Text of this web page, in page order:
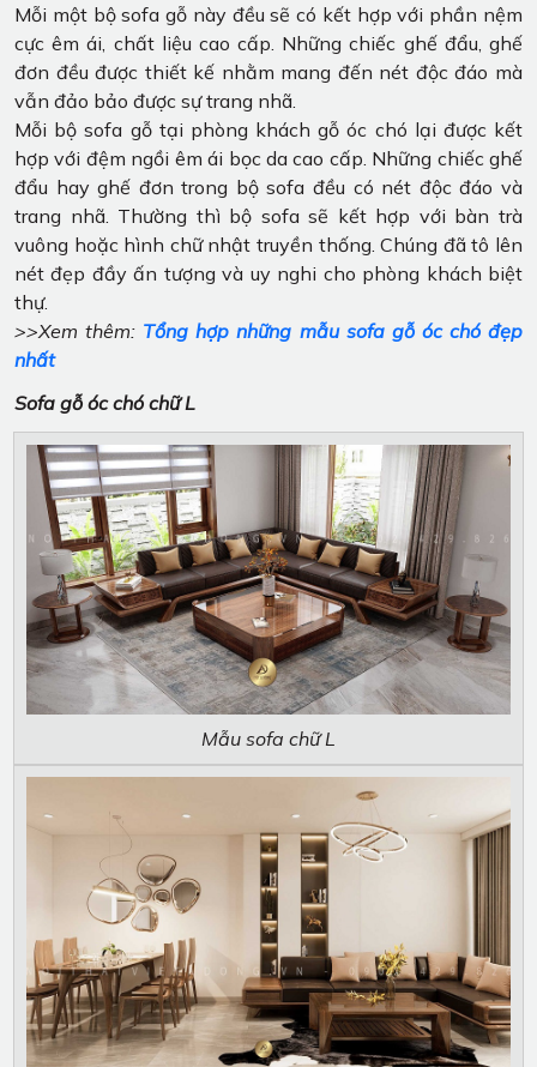
Mỗi một bộ sofa gỗ này đều sẽ có kết hợp với phần nệm
cực êm ái, chất liệu cao cấp. Những chiếc ghế đẩu, ghế
đơn đều được thiết kế nhằm mang đến nét độc đáo mà
vẫn đảo bảo được sự trang nhã.
Mỗi bộ sofa gỗ tại phòng khách gỗ óc chó lại được kết
hợp với đệm ngồi êm ái bọc da cao cấp. Những chiếc ghế
đẩu hay ghế đơn trong bộ sofa đều có nét độc đáo và
trang nhã. Thường thì bộ sofa sẽ kết hợp với bàn trà
vuông hoặc hình chữ nhật truyền thống. Chúng đã tô lên
nét đẹp đầy ấn tượng và uy nghi cho phòng khách biệt
thự.
>>Xem thêm: Tổng hợp những mẫu sofa gỗ óc chó đẹp
nhất
Sofa gỗ óc chó chữ L
Mẫu sofa chữ L